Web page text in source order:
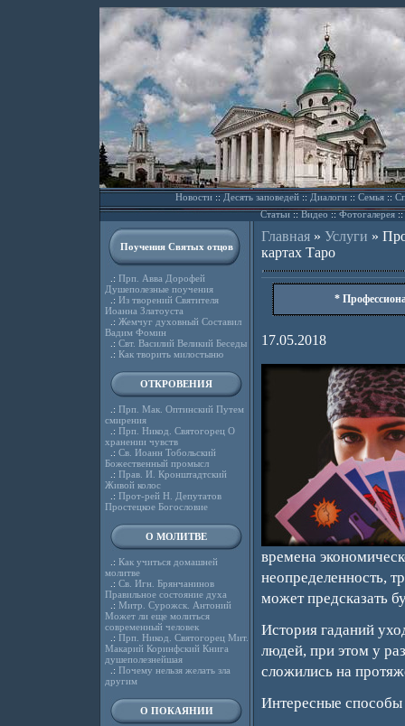
Новости::Десять заповедей::Диалоги::Семья::
Статьи::Видео ::Фотогалерея::
Поучения Святых отцов
.: Прп. Авва Дорофей
Душеполезные поучения
.: Из творений Святителя
Иоанна Златоуста
.: Жемчуг духовный Составил
Вадим Фомин
.: Свт. Василий Великий Беседы
.: Как творить милостыню
ОТКРОВЕНИЯ
.: Прп. Мак. Оптинский Путем
смирения
.: Прп. Никод. Святогорец О
хранении чувств
.: Св. Иоанн Тобольский
Божественный промысл
.: Прав. И. Кронштадтский
Живой колос
.: Прот-рей Н. Депутатов
Простецкое Богословие
О МОЛИТВЕ
.: Как учиться домашней
молитве
.: Св. Игн. Брянчанинов
Правильное состояние духа
.: Митр. Сурожск. Антоний
Может ли еще молиться
современный человек
.: Прп. Никод. Святогорец Мит.
Макарий Коринфский Книга
душеполезнейшая
.: Почему нельзя желать зла
другим
О ПОКАЯНИИ
Главная» Услуги »
картах Таро
*
17.05.2018
времена
неопределенность,
может предсказать
История гаданий
людей, при этом у
сложились на
Интересные